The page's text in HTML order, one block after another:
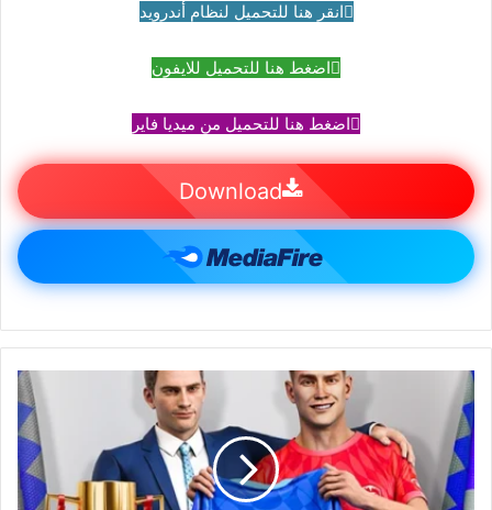
انقر هنا للتحميل لنظام أندرويد
اضغط هنا للتحميل للايفون
اضغط هنا للتحميل من ميديا ​​فاير
Download